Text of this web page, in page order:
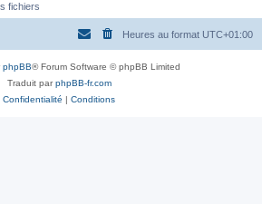
fichiers
Heures au format UTC+01:00
phpBB® Forum Software © phpBB Limited
Traduit parphpBB-fr.com
Confidentialité | Conditions